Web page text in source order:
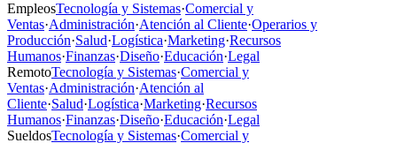
EmpleosTecnología y Sistemas·Comercial y
Ventas·Administración·Atención al Cliente·Operarios y
Producción·Salud·Logística·Marketing·Recursos
Humanos·Finanzas·Diseño·Educación·Legal
RemotoTecnología y Sistemas·Comercial y
Ventas·Administración·Atención al
Cliente·Salud·Logística·Marketing·Recursos
Humanos·Finanzas·Diseño·Educación·Legal
SueldosTecnología y Sistemas·Comercial y